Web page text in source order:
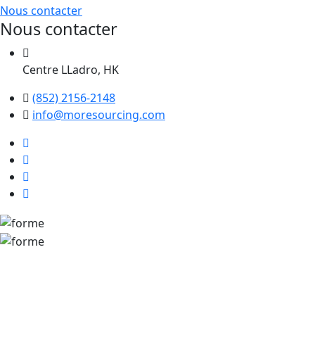
Nous contacter
Nous contacter
Centre LLadro, HK
(852) 2156-2148
info@moresourcing.com